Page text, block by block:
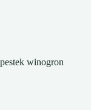
winogron